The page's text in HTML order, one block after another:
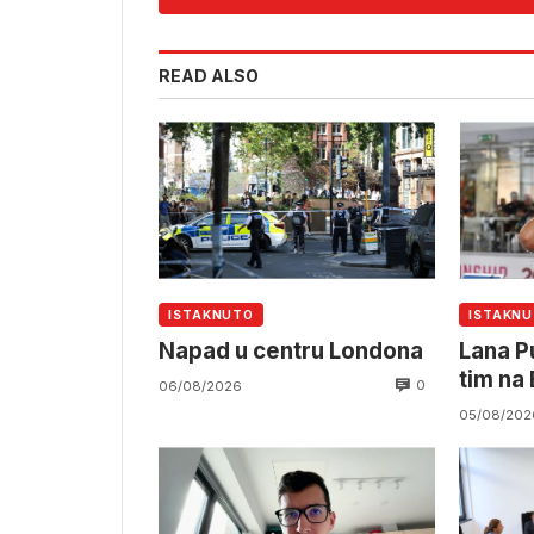
READ ALSO
ISTAKNUTO
Napad u centru Londona
06/08/2026 0
Lana
tim na
05/08/